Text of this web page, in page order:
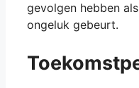
gevolgen hebben
ongeluk gebeurt.